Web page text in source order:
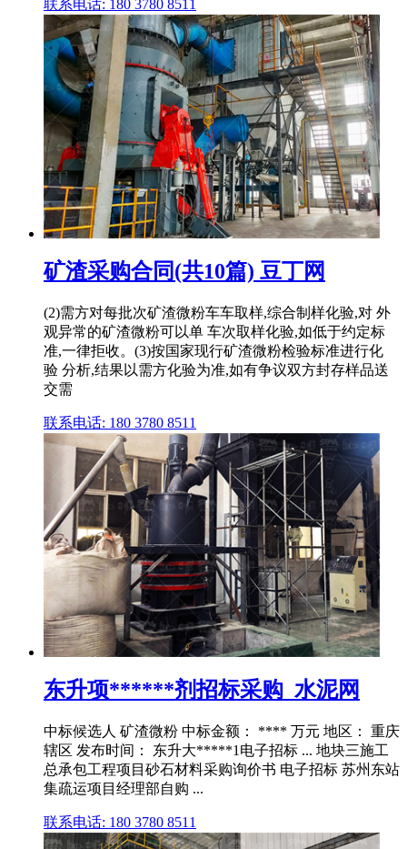
联系电话: 180 3780 8511
矿渣采购合同(共10篇) 豆丁网
(2)需方对每批次矿渣微粉车车取样,综合制样化验,对 外
观异常的矿渣微粉可以单 车次取样化验,如低于约定标
准,一律拒收。(3)按国家现行矿渣微粉检验标准进行化
验 分析,结果以需方化验为准,如有争议双方封存样品送
交需
联系电话: 180 3780 8511
东升项******剂招标采购_水泥网
中标候选人 矿渣微粉 中标金额： **** 万元 地区： 重庆
辖区 发布时间： 东升大*****1电子招标 ... 地块三施工
总承包工程项目砂石材料采购询价书 电子招标 苏州东站
集疏运项目经理部自购 ...
联系电话: 180 3780 8511